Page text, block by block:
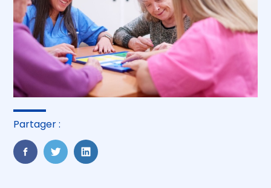
Partager :
FaceBook
TwitterLinkedIn